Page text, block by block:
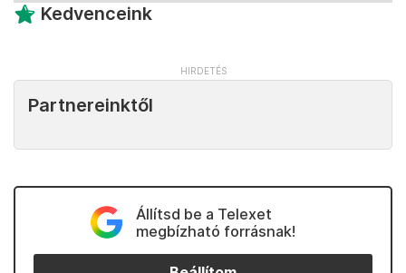
Kedvenceink
Partnereinktől
Állítsd be a Telexet
megbízható forrásnak!